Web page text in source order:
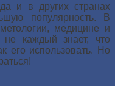
и в других странах
популярность. В
медицине и
каждый знает, что
его использовать. Но